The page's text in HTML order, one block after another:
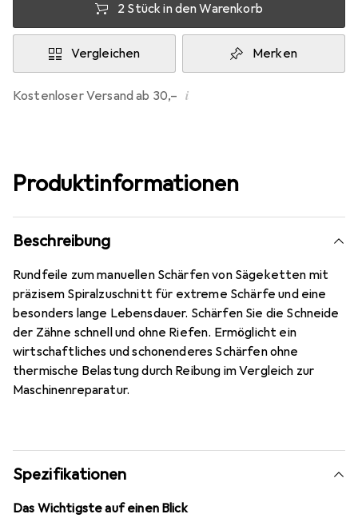
2 Stück in den Warenkorb
Vergleichen Merken
Kostenloser Versand ab 30,– i
Produktinformationen
Beschreibung
Rundfeile zum manuellen Schärfen von Sägeketten mit
präzisem Spiralzuschnitt für extreme Schärfe und eine
besonders lange Lebensdauer. Schärfen Sie die Schneide
der Zähne schnell und ohne Riefen. Ermöglicht ein
wirtschaftliches und schonenderes Schärfen ohne
thermische Belastung durch Reibung im Vergleich zur
Maschinenreparatur.
Spezifikationen
Das Wichtigste auf einen Blick